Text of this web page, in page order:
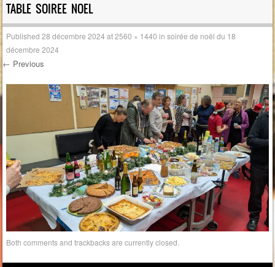
TABLE SOIREE NOEL
Published28 décembre 2024 at2560 × 1440 insoirée de noël du 18
décembre 2024
← Previous
Both comments and trackbacks are currently closed.